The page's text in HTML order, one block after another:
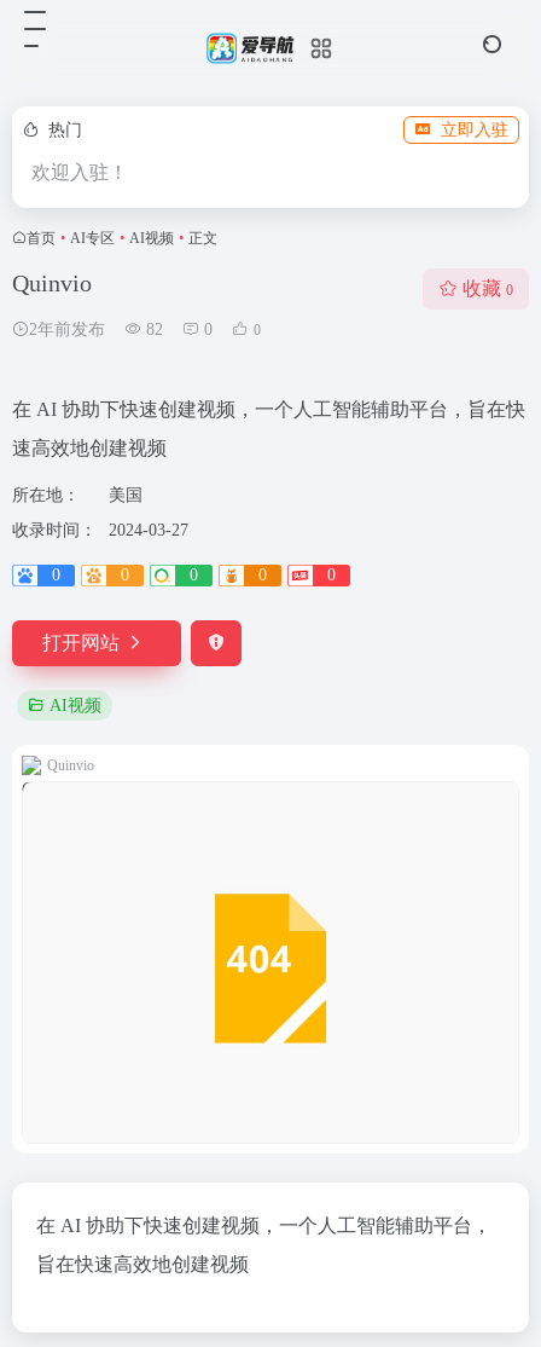
热门 立即入驻
欢迎入驻！
首页 • AI专区 • AI视频 • 正文
Quinvio
2年前发布 82 0 0
收藏 0
在 AI 协助下快速创建视频，一个人工智能辅助平台，旨在快
速高效地创建视频
所在地：
美国
收录时间：
2024-03-27
0 0 0 0 0
打开网站
AI视频
Quinvio
在 AI 协助下快速创建视频，一个人工智能辅助平台，
旨在快速高效地创建视频